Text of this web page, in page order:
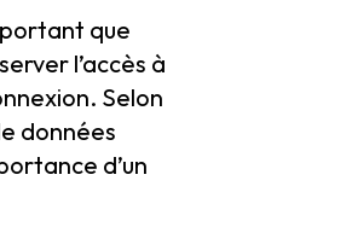
que
l’accès à
Selon
données
d’un